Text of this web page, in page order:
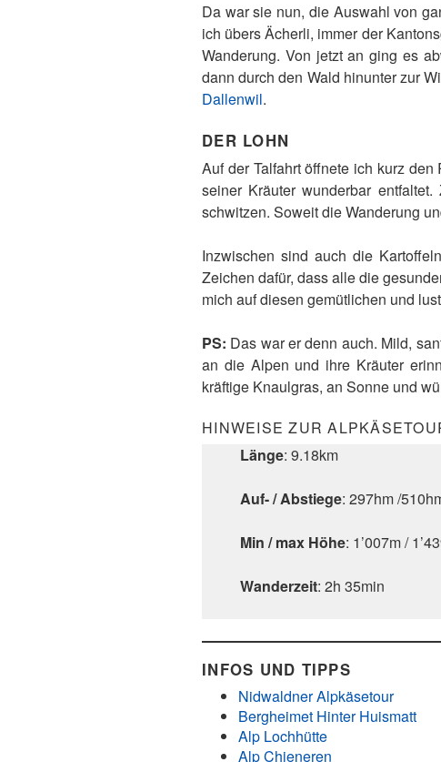
Da war sie nun, die Auswahl von
ich übers Ächerli, immer der
Wanderung. Von jetzt an ging es
dann durch den Wald hinunter zur
Dallenwil.
DER LOHN
Auf der Talfahrt öffnete ich kurz
seiner Kräuter wunderbar
schwitzen. Soweit die Wanderung
Inzwischen sind auch die
Zeichen dafür, dass alle die
mich auf diesen gemütlichen und
PS: Das war er denn auch. Mild,
an die Alpen und ihre Kräuter
kräftige Knaulgras, an Sonne und
HINWEISE ZUR
Länge: 9.18km
Auf- / Abstiege: 297hm /
Min / max Höhe: 1’007m /
Wanderzeit: 2h 35min
INFOS UND TIPPS
Nidwaldner Alpkäsetour
Bergheimet Hinter Huismatt
Alp Lochhütte
Alp Chieneren